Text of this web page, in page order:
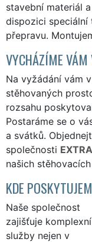
stavební materiál
dispozici speciální
přepravu.
VYCHÁZÍME
Na vyžádání vám
stěhovaných
rozsahu
Postaráme se o
a svátků.
společnosti
našich
KDE
Naše společnost
zajišťuje komplexní
služby nejen v